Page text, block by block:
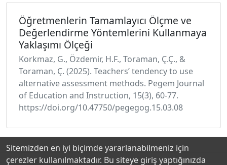
Öğretmenlerin Tamamlayıcı Ölçme ve
Değerlendirme Yöntemlerini Kullanmaya
Yaklaşımı Ölçeği
Korkmaz, G., Özdemir, H.F., Toraman, Ç.Ç., &
Toraman, Ç. (2025). Teachers’ tendency to use
alternative assessment methods. Pegem Journal
of Education and Instruction, 15(3), 60-77.
https://doi.org/10.47750/pegegog.15.03.08
Sitemizden en iyi biçimde yararlanabilmeniz için
çerezler kullanılmaktadır. Bu siteye giriş yaptığınızda